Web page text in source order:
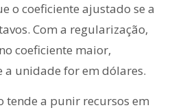
o coeficiente ajustado se a
Com a regularização,
coeficiente maior,
a unidade for em dólares.
tende a punir recursos em